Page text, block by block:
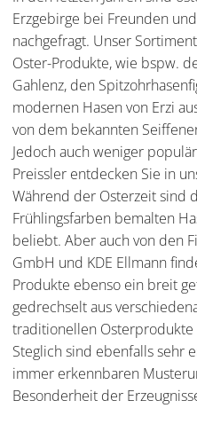
Erzgebirge bei Freunden
nachgefragt. Unser
Oster-Produkte, wie bspw.
Gahlenz, den
modernen Hasen von Erzi
von dem bekannten
Jedoch auch weniger
Preissler entdecken Sie in
Während der Osterzeit sind
Frühlingsfarben bemalten
beliebt. Aber auch von den
GmbH und KDE Ellmann
Produkte ebenso ein breit
gedrechselt aus
traditionellen
Steglich sind ebenfalls sehr
immer erkennbaren
Besonderheit der